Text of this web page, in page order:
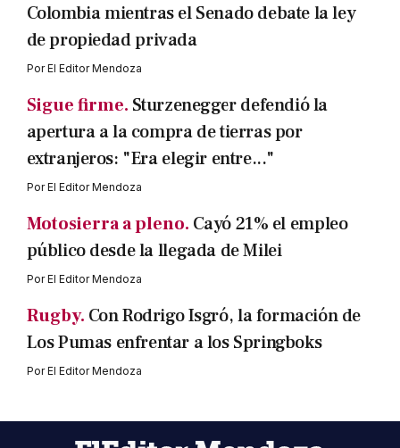
Colombia mientras el Senado debate la ley
de propiedad privada
PorEl Editor Mendoza
Sigue firme. Sturzenegger defendió la
apertura a la compra de tierras por
extranjeros: "Era elegir entre..."
PorEl Editor Mendoza
Motosierra a pleno. Cayó 21% el empleo
público desde la llegada de Milei
PorEl Editor Mendoza
Rugby. Con Rodrigo Isgró, la formación de
Los Pumas enfrentar a los Springboks
PorEl Editor Mendoza